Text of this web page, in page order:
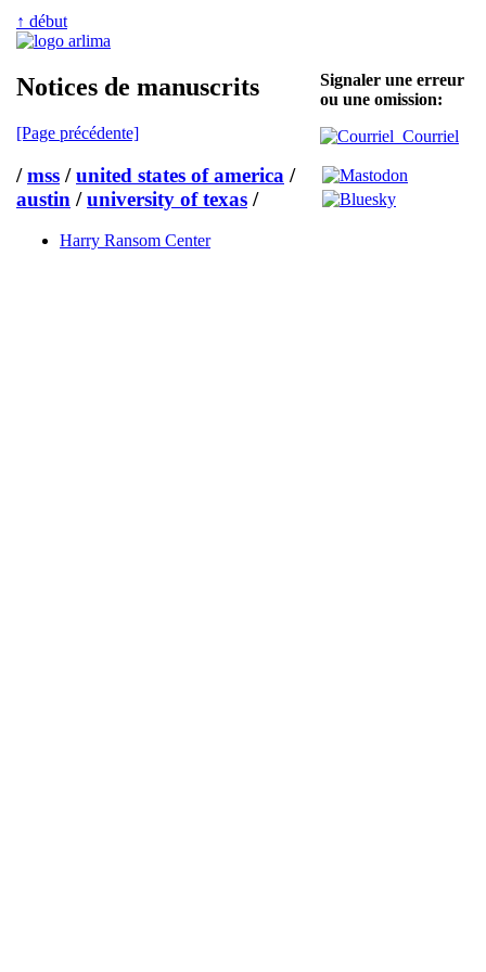
↑ début
Notices de manuscrits
[Page précédente]
/mss /united states of america /
austin /university of texas /
Harry Ransom Center
Signaler une erreur
ou une omission:
Courriel